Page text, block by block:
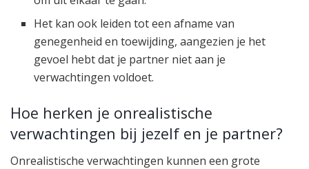
Het kan ook leiden tot een afname van
genegenheid en toewijding, aangezien je het
gevoel hebt dat je partner niet aan je
verwachtingen voldoet.
Hoe herken je onrealistische
verwachtingen bij jezelf en je partner?
Onrealistische verwachtingen kunnen een grote